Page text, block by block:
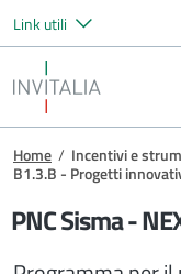
Salta al
Link utili
Invitalia
Briciole di pane
Home / Incentivi e
B1.3.B - Progetti
PNC Sisma -